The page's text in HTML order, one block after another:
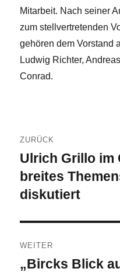
Mitarbeit. Nach seiner
zum stellvertretenden
gehören dem Vorstand
Ludwig Richter,
Conrad.
ZURÜCK
Vorheriger
Beitrag:
Ulrich Grillo im
breites
diskutiert
WEITER
Nächster
„Bircks Blick